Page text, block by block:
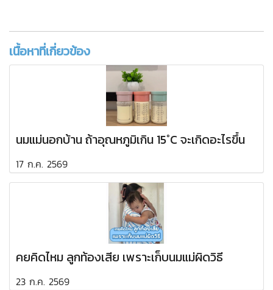
เนื้อหาที่เกี่ยวข้อง
นมแม่นอกบ้าน ถ้าอุณหภูมิเกิน 15°C จะเกิดอะไรขึ้น
17 ก.ค. 2569
คยคิดไหม ลูกท้องเสีย เพราะเก็บนมแม่ผิดวิธี
23 ก.ค. 2569